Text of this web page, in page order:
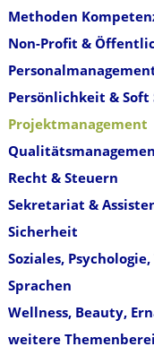
Methoden
Non-Profit &
Persönlichkeit & Soft
Projektmanagement
Recht & Steuern
Sekretariat &
Sicherheit
Soziales,
Sprachen
Wellness, Beauty,
weitere